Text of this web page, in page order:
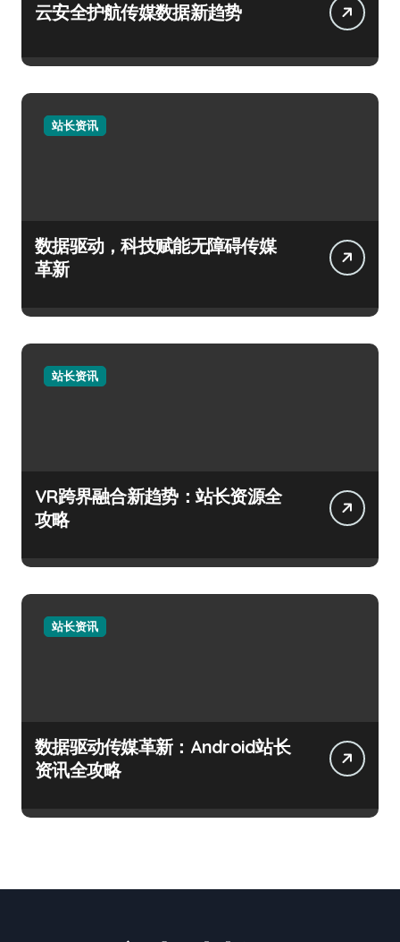
云安全护航传媒数据新趋势
站长资讯
数据驱动，科技赋能无障碍传媒
革新
站长资讯
VR跨界融合新趋势：站长资源全
攻略
站长资讯
数据驱动传媒革新：Android站长
资讯全攻略